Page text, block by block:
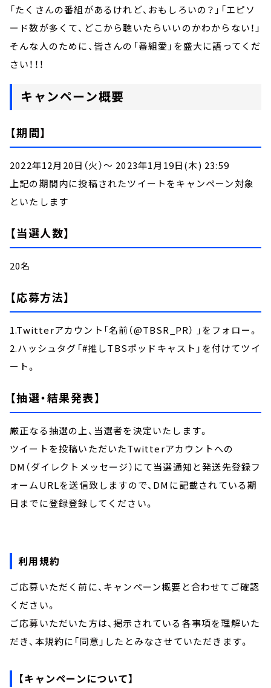
「たくさんの番組があるけれど、おもしろいの？」「エピソ
ード数が多くて、どこから聴いたらいいのかわからない！」
そんな人のために、皆さんの「番組愛」を盛大に語ってくだ
さい！！！
キャンペーン概要
【期間】
2022年12月20日（火）～ 2023年1月19日(木) 23:59
上記の期間内に投稿されたツイートをキャンペーン対象
といたします
【当選人数】
20名
【応募方法】
1.Twitterアカウント「名前（@TBSR_PR） 」をフォロー。
2.ハッシュタグ「#推しTBSポッドキャスト」を付けてツイ
ート。
【抽選・結果発表】
厳正なる抽選の上、当選者を決定いたします。
ツイートを投稿いただいたTwitterアカウントへの
DM（ダイレクトメッセージ）にて当選通知と発送先登録フ
ォームURLを送信致しますので、DMに記載されている期
日までに登録登録してください。
利用規約
ご応募いただく前に、キャンペーン概要と合わせてご確認
ください。
ご応募いただいた方は、掲示されている各事項を理解いた
だき、本規約に「同意」したとみなさせていただきます。
【キャンペーンについて】